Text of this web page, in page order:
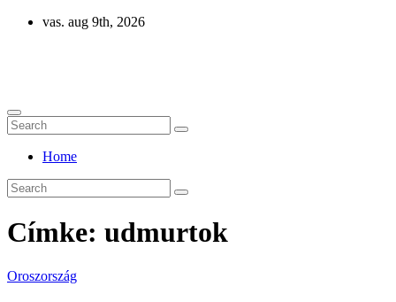
Skip
vas. aug 9th, 2026
Home
Címke: udmurtok
Oroszország